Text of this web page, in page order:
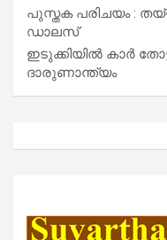
പുസ്തക പരിചയം :
ഡാലസ്
ഇടുക്കിയിൽ കാർ
ദാരുണാന്ത്യം